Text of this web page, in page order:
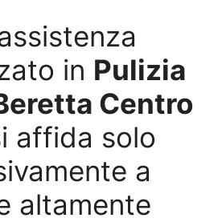
in Pulizia
Centro
affida solo
a
altamente